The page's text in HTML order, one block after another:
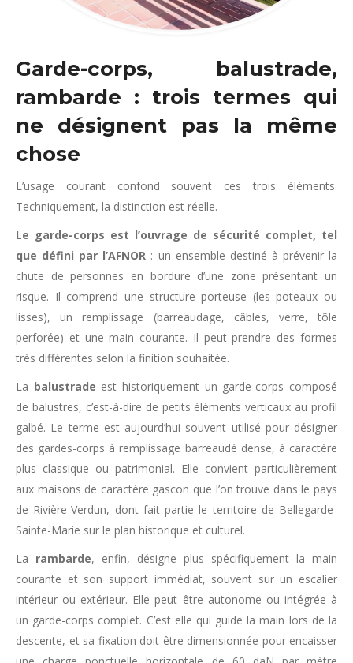
Garde-corps, balustrade,
rambarde : trois termes qui
ne désignent pas la même
chose
L’usage courant confond souvent ces trois éléments.
Techniquement, la distinction est réelle.
Le garde-corps est l’ouvrage de sécurité complet, tel
que défini par l’AFNOR : un ensemble destiné à prévenir la
chute de personnes en bordure d’une zone présentant un
risque. Il comprend une structure porteuse (les poteaux ou
lisses), un remplissage (barreaudage, câbles, verre, tôle
perforée) et une main courante. Il peut prendre des formes
très différentes selon la finition souhaitée.
La balustrade est historiquement un garde-corps composé
de balustres, c’est-à-dire de petits éléments verticaux au profil
galbé. Le terme est aujourd’hui souvent utilisé pour désigner
des gardes-corps à remplissage barreaudé dense, à caractère
plus classique ou patrimonial. Elle convient particulièrement
aux maisons de caractère gascon que l’on trouve dans le pays
de Rivière-Verdun, dont fait partie le territoire de Bellegarde-
Sainte-Marie sur le plan historique et culturel.
La rambarde, enfin, désigne plus spécifiquement la main
courante et son support immédiat, souvent sur un escalier
intérieur ou extérieur. Elle peut être autonome ou intégrée à
un garde-corps complet. C’est elle qui guide la main lors de la
descente, et sa fixation doit être dimensionnée pour encaisser